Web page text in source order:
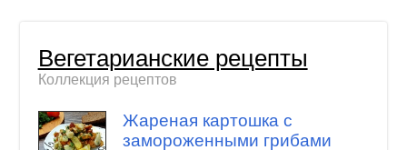
Вегетарианские рецепты
Коллекция рецептов
Жареная картошка с
замороженными грибами